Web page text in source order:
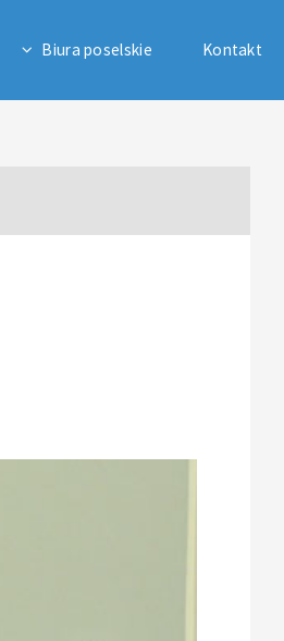
Biura poselskie Kontakt